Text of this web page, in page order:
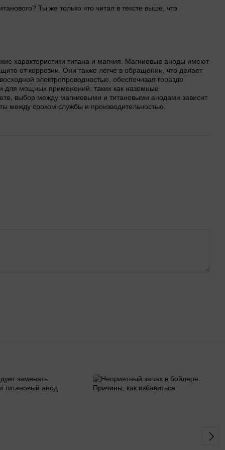
Ты же только что читал в тексте выше, что
характеристики титана и магния. Магниевые аноды имеют
от коррозии. Они также легче в обращении, что делает
электропроводностью, обеспечивая гораздо
мощных применений, таких как наземные
выбор между магниевыми и титановыми анодами зависит
между сроком службы и производительностью.